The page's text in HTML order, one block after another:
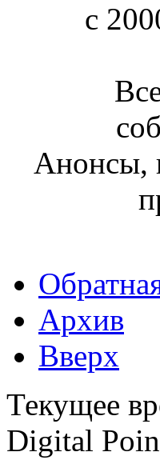
c
Анонсы,
Архив
Вверх
Текущее
Digital